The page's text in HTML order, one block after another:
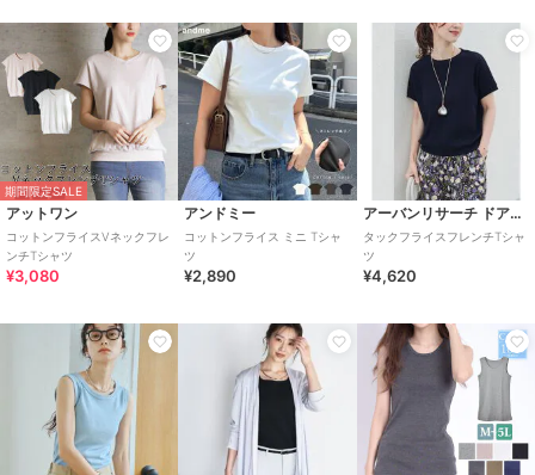
期間限定SALE
アットワン
コットンフライスVネックフレ
ンチTシャツ
¥3,080
アンドミー
コットンフライス ミニ Tシャ
ツ
¥2,890
アーバンリサーチ ドアーズ
タックフライスフレンチTシャ
ツ
¥4,620